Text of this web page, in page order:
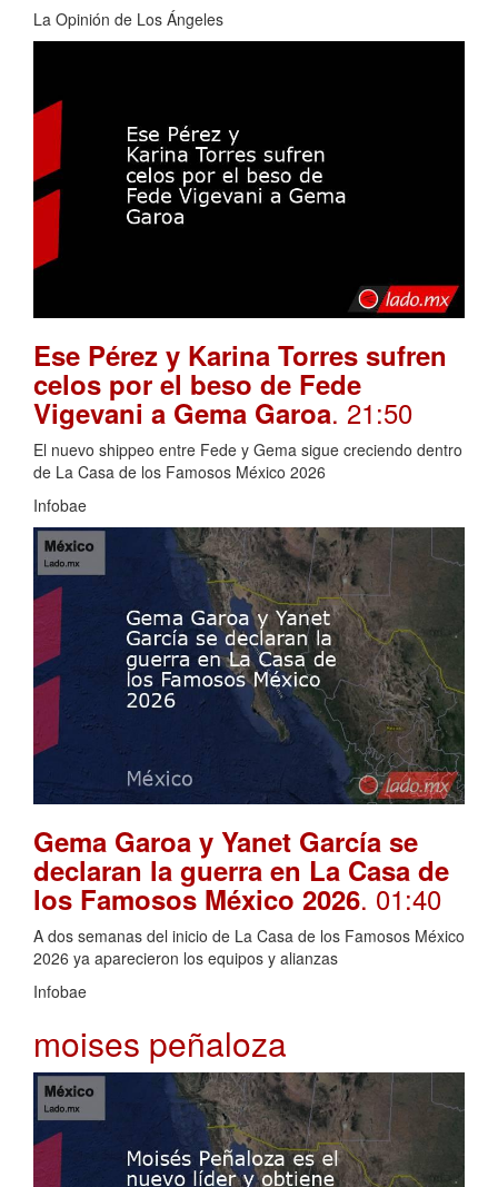
La Opinión de Los Ángeles
Ese Pérez y Karina Torres sufren
celos por el beso de Fede
Vigevani a Gema Garoa. 21:50
El nuevo shippeo entre Fede y Gema sigue creciendo dentro
de La Casa de los Famosos México 2026
Infobae
Gema Garoa y Yanet García se
declaran la guerra en La Casa de
los Famosos México 2026. 01:40
A dos semanas del inicio de La Casa de los Famosos México
2026 ya aparecieron los equipos y alianzas
Infobae
moises peñaloza